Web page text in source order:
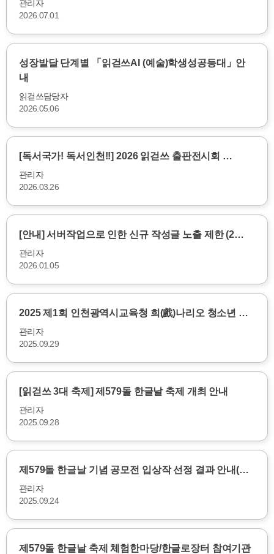
관리자
2026.07.01
성장발달 단계별 「읽걷쓰AI (예술)학생성공등대」안
내
읽걷쓰담당자
2026.05.06
[독서국가! 독서인천!!] 2026 읽걷쓰 출판전시회 …
관리자
2026.03.26
[안내] 서버작업으로 인한 신규 작성글 노출 제한 (2…
관리자
2026.01.05
2025 제1회 인천광역시교육청 희(戲)나리오 청소년 …
관리자
2025.09.29
[읽걷쓰 3대 축제] 제579돌 한글날 축제 개최 안내
관리자
2025.09.28
제579돌 한글날 기념 공모전 입상작 선정 결과 안내(…
관리자
2025.09.24
제579돌 한글날 축제 체험한마당/한글로장터 참여기관